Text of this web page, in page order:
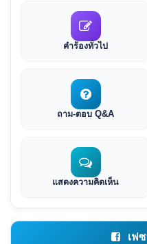
คำร้องทั่วไป
ถาม-ตอบ Q&A
แสดงความคิดเห็น
เฟ